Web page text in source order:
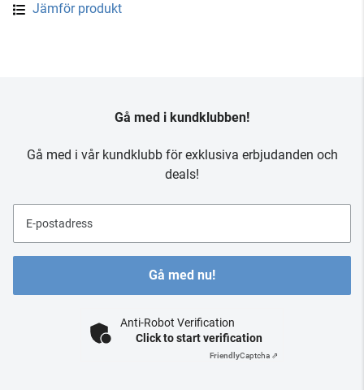
Jämför produkt
Gå med i kundklubben!
Gå med i vår kundklubb för exklusiva erbjudanden och
deals!
E-postadress
Gå med nu!
Anti-Robot Verification
Click to start verification
FriendlyCaptcha ⇗